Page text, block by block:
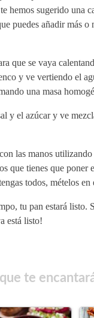
hemos sugerido una
puedes añadir más
que se vaya
y ve vertiendo el
una masa
y el azúcar y ve
las manos
que tienes que poner
todos, mételos
tu pan estará listo.
está listo!
te